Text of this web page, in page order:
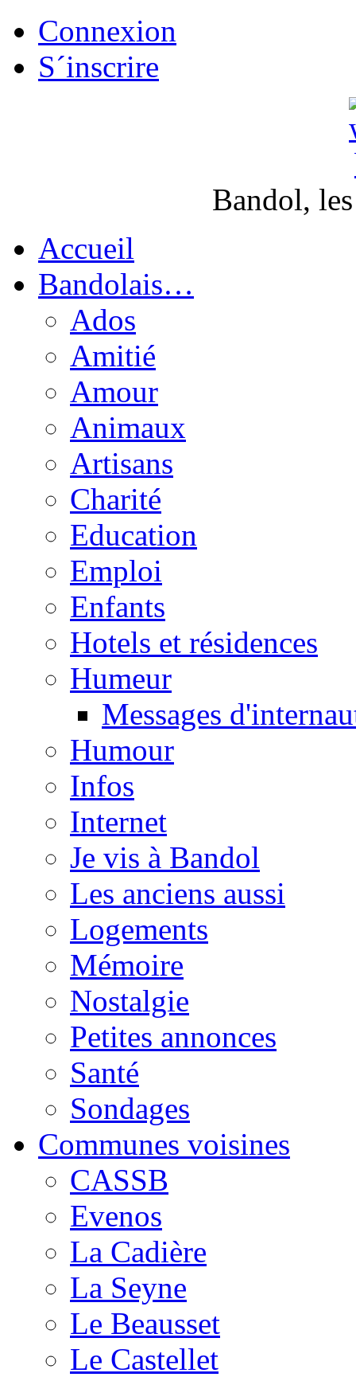
Connexion
S´inscrire
Bandol,
Accueil
Bandolais…
Ados
Amitié
Amour
Animaux
Artisans
Charité
Education
Emploi
Enfants
Hotels et résidences
Humeur
Messages
Humour
Infos
Internet
Je vis à Bandol
Les anciens aussi
Logements
Mémoire
Nostalgie
Petites annonces
Santé
Sondages
Communes voisines
CASSB
Evenos
La Cadière
La Seyne
Le Beausset
Le Castellet